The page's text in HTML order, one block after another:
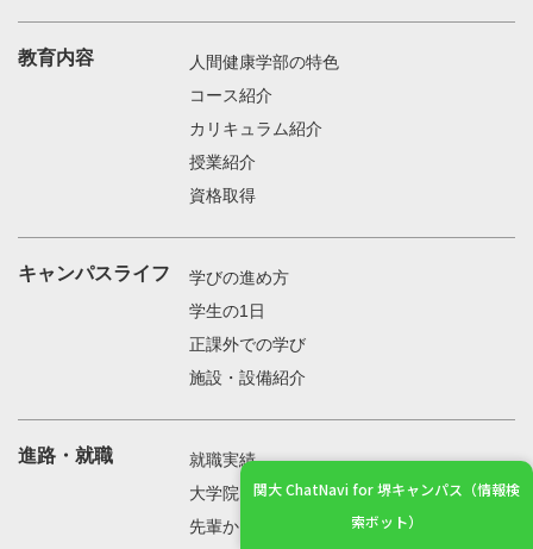
関大 ChatNavi for 堺キャンパス（情報検
索ボット）
教育内容
人間健康学部の特色
コース紹介
カリキュラム紹介
授業紹介
資格取得
キャンパスライフ
学びの進め方
学生の1日
正課外での学び
施設・設備紹介
進路・就職
就職実績
大学院
先輩からの声